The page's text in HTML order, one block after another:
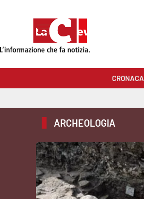
Sezioni
Attualità
Italia Mondo
CRONACA
ARCHEOLOGIA